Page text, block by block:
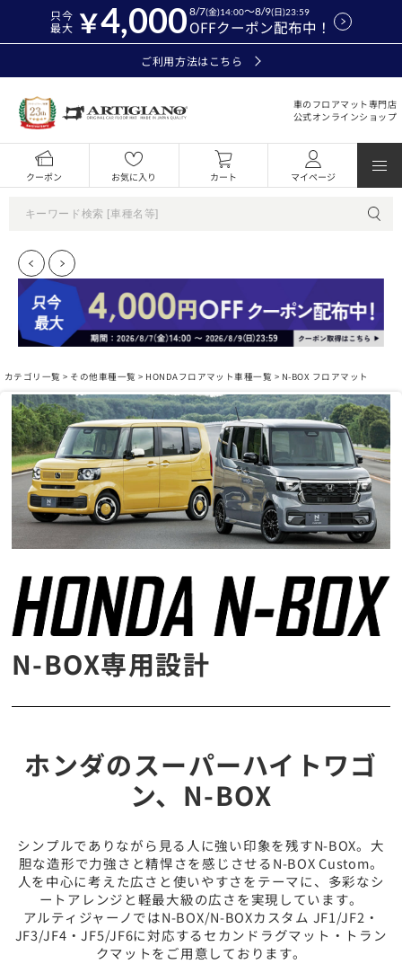
只今
最大
4,000OFFクーポン配布中！
8/7(金)14:00～8/9(日)23:59
ご利用方法はこちら
車のフロアマット専門店
公式オンラインショップ
クーポン お気に入り カート マイページ
カテゴリ一覧 > その他車種一覧 > HONDAフロアマット車種一覧 > N-BOX フロアマット
N-BOX専用設計
ホンダのスーパーハイトワゴ
ン、N-BOX
シンプルでありながら見る人に強い印象を残すN-BOX。大
胆な造形で力強さと精悍さを感じさせるN-BOX Custom。
人を中心に考えた広さと使いやすさをテーマに、多彩なシ
ートアレンジと軽最大級の広さを実現しています。
アルティジャーノではN-BOX/N-BOXカスタム JF1/JF2・
JF3/JF4・JF5/JF6に対応するセカンドラグマット・トラン
クマットをご用意しております。